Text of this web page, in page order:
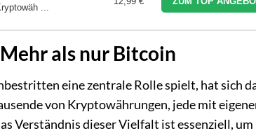
...
als nur Bitcoin
eine zentrale Rolle spielt, hat sich
von Kryptowährungen, jede mit
Verständnis dieser Vielfalt ist essenziell, um